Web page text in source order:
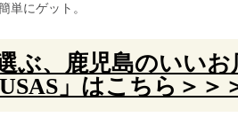
単にゲット。
ぶ、鹿児島のいい
」はこちら＞＞